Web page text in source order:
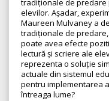
tradiționale de
elevilor. Așadar,
Maureen Mulvaney a
tradiționale de
poate avea efecte
lectură și scriere ale
reprezenta o soluție
actuale din sistemul
pentru implementarea
întreaga lume?